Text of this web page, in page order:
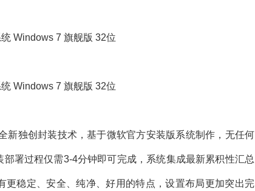
新独创封装技术，基于微软官方安装版系统制作，无任何
署过程仅需3-4分钟即可完成，系统集成最新累积性汇总
稳定、安全、纯净、好用的特点，设置布局更加突出完